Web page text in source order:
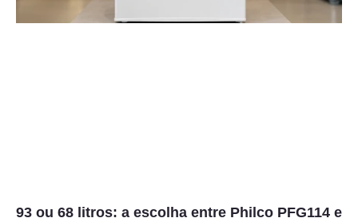
93 ou 68 litros: a escolha entre Philco PFG114 e